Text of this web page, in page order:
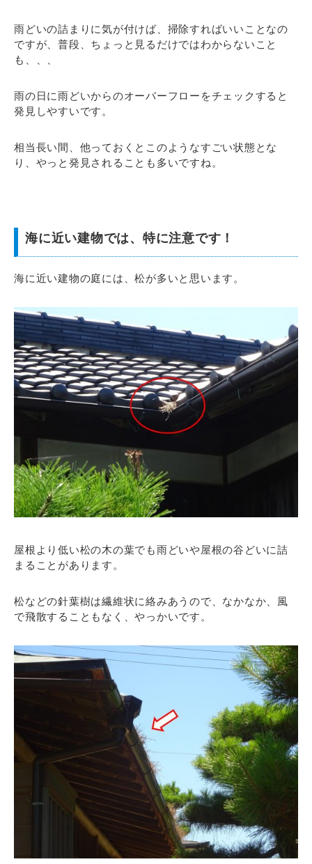
雨どいの詰まりに気が付けば、掃除すればいいことなの
ですが、普段、ちょっと見るだけではわからないこと
も、、、
雨の日に雨どいからのオーバーフローをチェックすると
発見しやすいです。
相当長い間、他っておくとこのようなすごい状態とな
り、やっと発見されることも多いですね。
海に近い建物では、特に注意です！
海に近い建物の庭には、松が多いと思います。
屋根より低い松の木の葉でも雨どいや屋根の谷どいに詰
まることがあります。
松などの針葉樹は繊維状に絡みあうので、なかなか、風
で飛散することもなく、やっかいです。